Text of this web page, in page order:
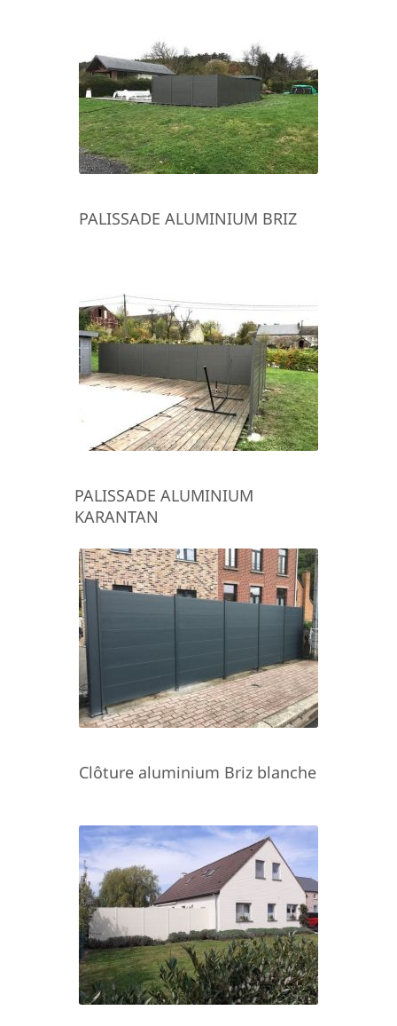
PALISSADE ALUMINIUM BRIZ
PALISSADE ALUMINIUM
KARANTAN
Clôture aluminium Briz blanche